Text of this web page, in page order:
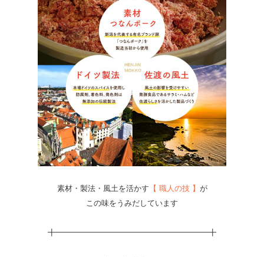
素材・製法・風土を活かす 【 職人の技 】 が
この味をうみだしています
╋━━━━━━━━━━━━━━━━━━━━╋